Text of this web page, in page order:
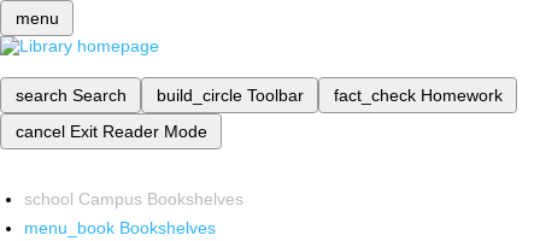
menu
search Search build_circle Toolbar fact_check Homework
cancel Exit Reader Mode
school Campus Bookshelves
menu_book Bookshelves